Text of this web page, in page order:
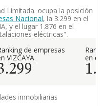
Limitada. ocupa la posición
Nacional, la 3.299 en el
y el lugar 1.876 en el
eléctricas".
de empresas
VIZCAYA
en el
inmobiliarias